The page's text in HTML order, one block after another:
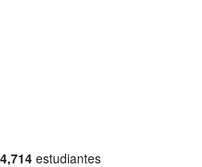
4,714 estudiantes